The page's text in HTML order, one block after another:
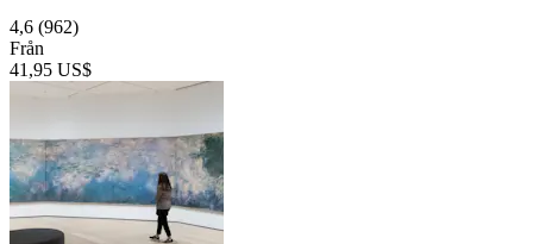
4,6 (962)
Från
41,95 US$